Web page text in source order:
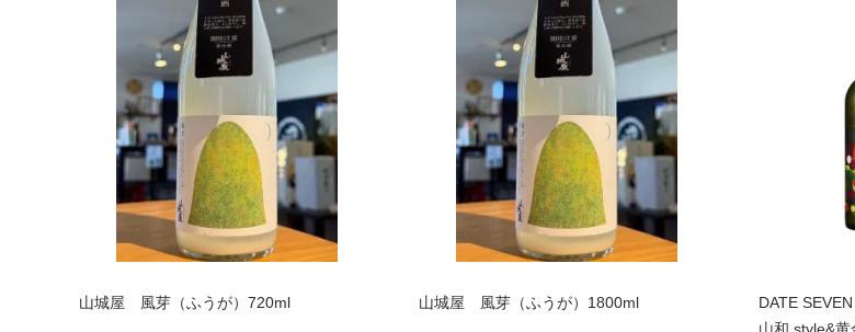
山城屋 風芽（ふうが）720ml 山城屋 風芽（ふうが）1800ml
DATE